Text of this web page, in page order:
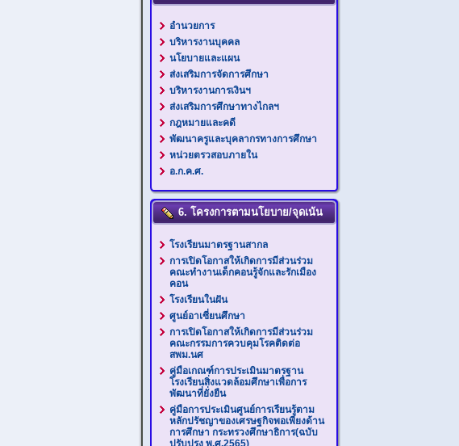
อำนวยการ
บริหารงานบุคคล
นโยบายและแผน
ส่งเสริมการจัดการศึกษา
บริหารงานการเงินฯ
ส่งเสริมการศึกษาทางไกลฯ
กฎหมายและคดี
พัฒนาครูและบุคลากรทางการศึกษา
หน่วยตรวสอบภายใน
อ.ก.ค.ศ.
6. โครงการตามนโยบาย/จุดเน้น
โรงเรียนมาตรฐานสากล
การเปิดโอกาสให้เกิดการมีส่วนร่วม
คณะทำงานเด็กคอนรู้จักและรักเมือง
คอน
โรงเรียนในฝัน
ศูนย์อาเซี่ยนศึกษา
การเปิดโอกาสให้เกิดการมีส่วนร่วม
คณะกรรมการควบคุมโรคติดต่อ
สพม.นศ
คู่มือเกณฑ์การประเมินมาตรฐาน
โรงเรียนสิ่งแวดล้อมศึกษาเพื่อการ
พัฒนาที่ยั่งยืน
คู่มือการประเมินศูนย์การเรียนรู้ตาม
หลักปรัชญาของเศรษฐกิจพอเพียงด้าน
การศึกษา กระทรวงศึกษาธิการ(ฉบับ
ปรับปรุง พ.ศ.2565)